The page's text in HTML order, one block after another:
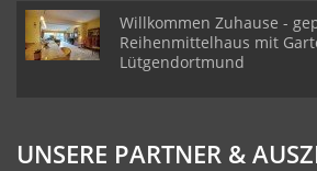
Willkommen Zuhause -
Reihenmittelhaus mit
Lütgendortmund
UNSERE PARTNER &